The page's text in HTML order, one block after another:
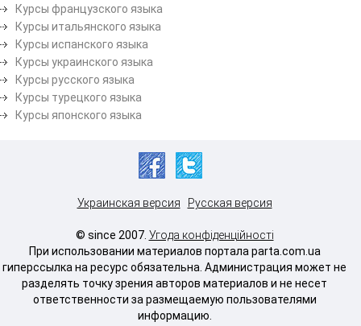
Курсы французского языка
Курсы итальянского языка
Курсы испанского языка
Курсы украинского языка
Курсы русского языка
Курсы турецкого языка
Курсы японского языка
Украинская версия Русская версия
© since 2007. Угода конфіденційності
При использовании материалов портала parta.com.ua
гиперссылка на ресурс обязательна. Администрация может не
разделять точку зрения авторов материалов и не несет
ответственности за размещаемую пользователями
информацию.